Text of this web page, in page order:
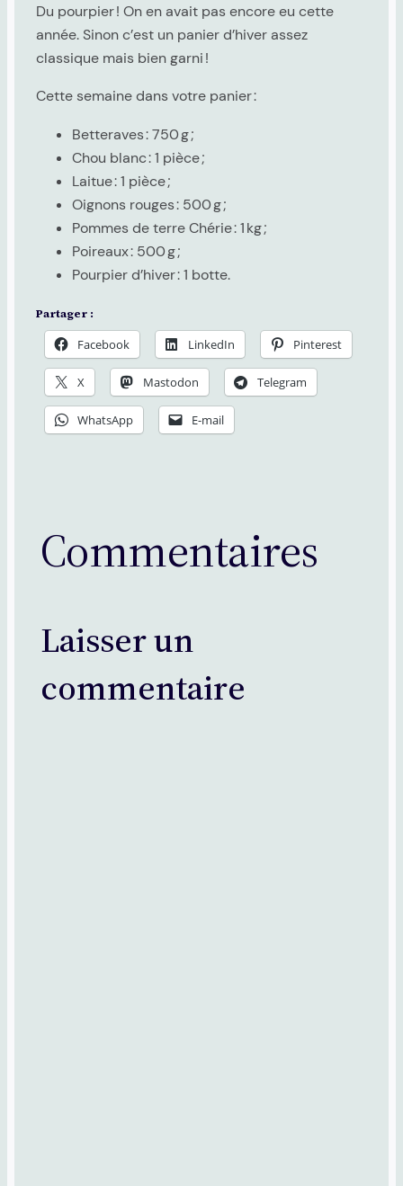
Du pourpier ! On en avait pas encore eu cette
année. Sinon c’est un panier d’hiver assez
classique mais bien garni !
Cette semaine dans votre panier :
Betteraves : 750 g ;
Chou blanc : 1 pièce ;
Laitue : 1 pièce ;
Oignons rouges : 500 g ;
Pommes de terre Chérie : 1 kg ;
Poireaux : 500 g ;
Pourpier d’hiver : 1 botte.
Partager :
Facebook LinkedIn Pinterest
X Mastodon Telegram
WhatsApp E-mail
Commentaires
Laisser un
commentaire